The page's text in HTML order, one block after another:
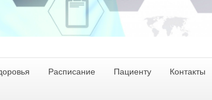
Расписание Пациенту Контакты